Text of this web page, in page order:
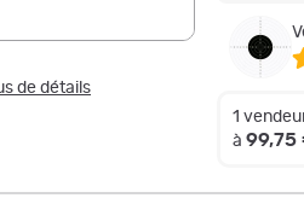
de détails
1
à 99,75